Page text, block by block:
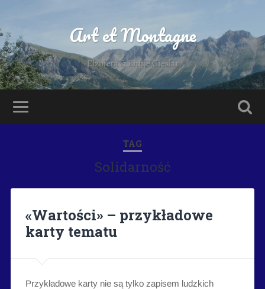
Art et Montagne
Elzbieta & Emile Cieslar
TAG
Solidarność
«Wartości» – przykładowe
karty tematu
Przykładowe karty nie są tylko zapisem ludzkich